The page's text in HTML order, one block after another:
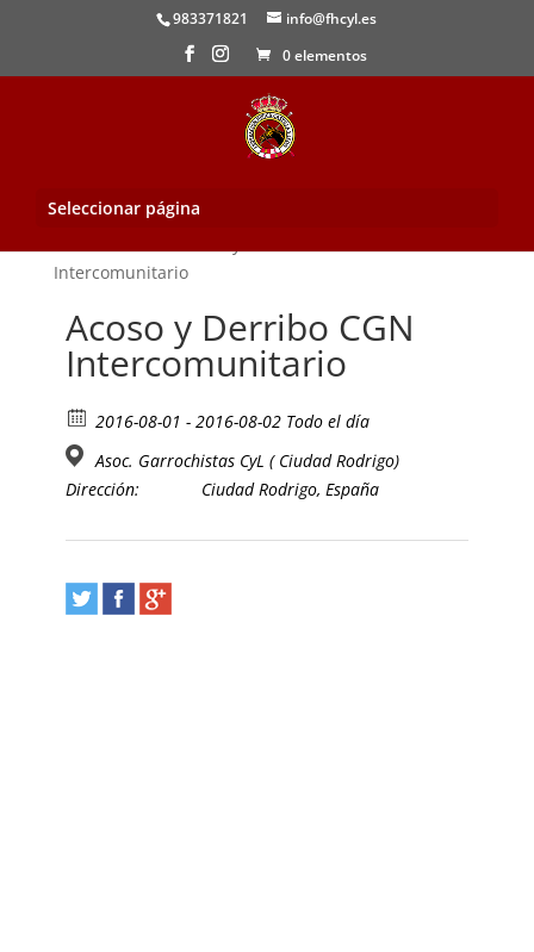
983371821
info@fhcyl.es
0 elementos
Seleccionar página
Intercomunitario
Acoso y Derribo CGN
Intercomunitario
2016-08-01 - 2016-08-02 Todo el día
Asoc. Garrochistas CyL ( Ciudad Rodrigo)
Dirección:
Ciudad Rodrigo, España